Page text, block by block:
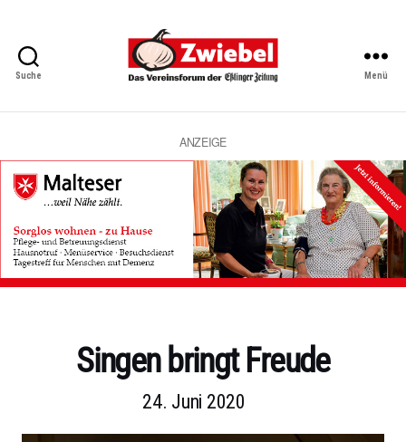
Suche
Vereinsforum
Eßlinger
Zeitung
Menü
ANZEIGE
Singen bringt Freude
24. Juni 2020